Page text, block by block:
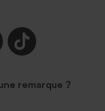
remarque ?